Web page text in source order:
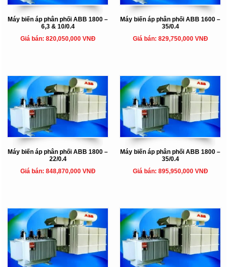
Máy biến áp phân phối ABB 1800 –
6,3 & 10/0.4
Giá bán: 820,050,000 VNĐ
Máy biến áp phân phối ABB 1600 –
35/0.4
Giá bán: 829,750,000 VNĐ
Máy biến áp phân phối ABB 1800 –
22/0.4
Giá bán: 848,870,000 VNĐ
Máy biến áp phân phối ABB 1800 –
35/0.4
Giá bán: 895,950,000 VNĐ